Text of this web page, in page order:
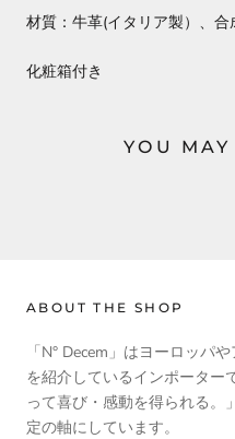
材質：牛革(イタリア製）、合
化粧箱付き
YOU
ABOUT THE SHOP
「N° Decem」はヨーロッパ
を紹介しているインポーター
って喜び・感動を得られる。
定の軸にしています。